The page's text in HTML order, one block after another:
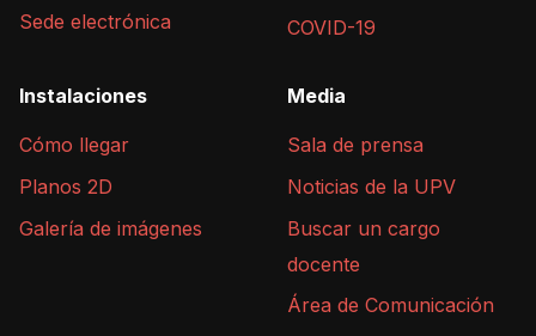
Sede electrónica
COVID-19
Instalaciones
Cómo llegar
Planos 2D
Galería de imágenes
Media
Sala de prensa
Noticias de la UPV
Buscar un cargo
docente
Área de Comunicación